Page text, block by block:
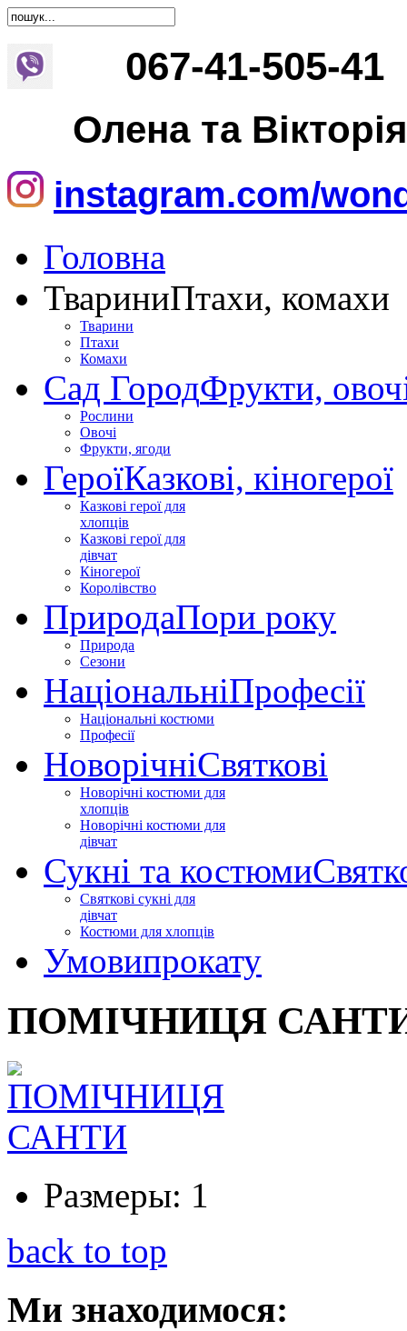
067-41-505-41
Олена та Вікторія
instagram.com/
Головна
ТвариниПтахи, комахи
Тварини
Птахи
Комахи
Сад ГородФрукти,
Рослини
Овочі
Фрукти, ягоди
ГероїКазкові, кіногерої
Казкові герої для
хлопців
Казкові герої для
дівчат
Кіногерої
Королівство
ПриродаПори року
Природа
Сезони
НаціональніПрофесії
Національні костюми
Професії
НоворічніСвяткові
Новорічні костюми для
хлопців
Новорічні костюми для
дівчат
Сукні та костюми
Святкові сукні для
дівчат
Костюми для хлопців
Умовипрокату
ПОМІЧНИЦЯ
Размеры: 1
back to top
Ми знаходимося: